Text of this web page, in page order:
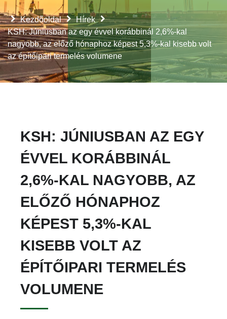
Kezdőoldal
Hírek
KSH: Júniusban az egy évvel korábbinál 2,6%-kal
nagyobb, az előző hónaphoz képest 5,3%-kal kisebb volt
az építőipari termelés volumene
KSH: JÚNIUSBAN AZ EGY
ÉVVEL KORÁBBINÁL
2,6%-KAL NAGYOBB, AZ
ELŐZŐ HÓNAPHOZ
KÉPEST 5,3%-KAL
KISEBB VOLT AZ
ÉPÍTŐIPARI TERMELÉS
VOLUMENE